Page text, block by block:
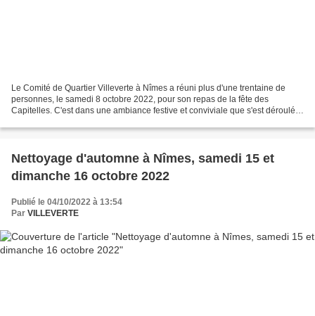
Le Comité de Quartier Villeverte à Nîmes a réuni plus d'une trentaine de
personnes, le samedi 8 octobre 2022, pour son repas de la fête des
Capitelles. C'est dans une ambiance festive et conviviale que s'est déroulée
Nettoyage d'automne à Nîmes, samedi 15 et
dimanche 16 octobre 2022
Publié le 04/10/2022 à 13:54
Par VILLEVERTE